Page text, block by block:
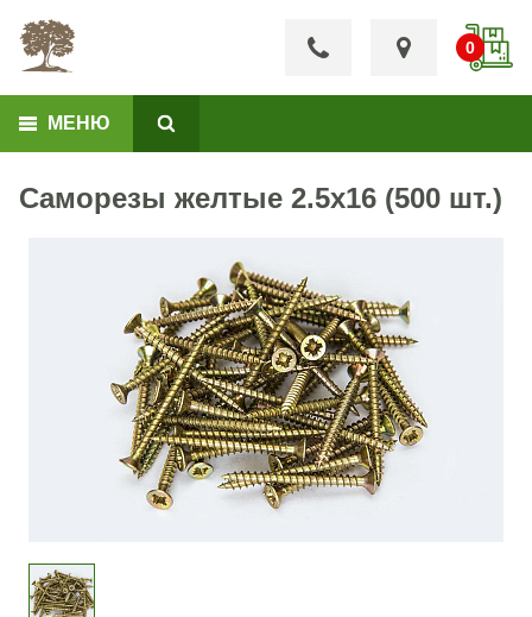
МЕНЮ
Саморезы желтые 2.5х16 (500 шт.)